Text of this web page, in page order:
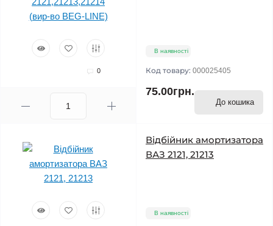
0
В наявності
Код товару: 000025405
75.00грн.
До кошика
Відбійник амортизатора
ВАЗ 2121, 21213
В наявності